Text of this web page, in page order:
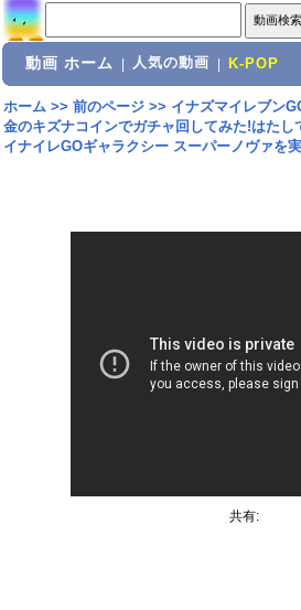
動画 ホーム 人気の動画 K-POP
ホーム>> 前のページ>> イナズマイレブン
金のキズナコインでガチャ回してみた!はたし
イナイレGOギャラクシー スーパーノヴァを
共有: